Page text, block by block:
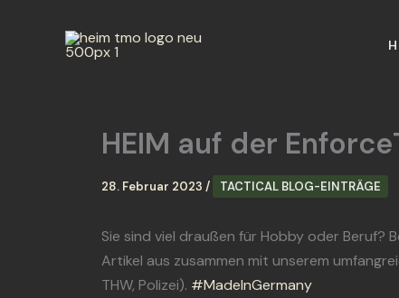
HEIM auf der
28. Februar 2023 / TACTICAL BLOG-EINTRÄGE
Sie sind viel draußen für Hobby oder Beruf?
Artikel aus zusammen mit unserem
THW, Polizei). #MadeInGermany